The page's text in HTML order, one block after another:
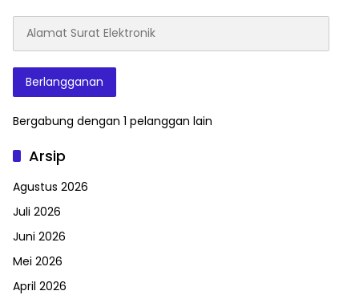
Surat
Elektronik
Berlangganan
Bergabung dengan 1 pelanggan lain
Arsip
Agustus 2026
Juli 2026
Juni 2026
Mei 2026
April 2026